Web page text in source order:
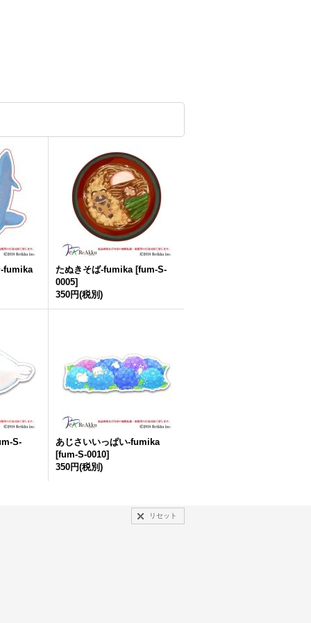
-fumika たぬきそば-fumika [fum-S-
0005]
350円(税別)
S-
あじさいいっぱい-fumika
[fum-S-0010]
350円(税別)
リセット